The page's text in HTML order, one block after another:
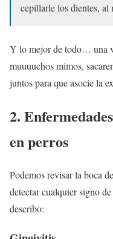
cepillarle los dientes, al
Y lo mejor de todo… una
muuuuchos mimos,
juntos para que asocie la
2.
en perros
Podemos revisar la boca
detectar cualquier signo
describo: